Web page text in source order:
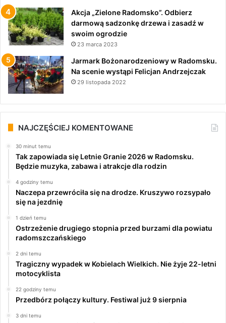
Akcja „Zielone Radomsko”. Odbierz
darmową sadzonkę drzewa i zasadź w
swoim ogrodzie
23 marca 2023
Jarmark Bożonarodzeniowy w Radomsku.
Na scenie wystąpi Felicjan Andrzejczak
29 listopada 2022
NAJCZĘŚCIEJ KOMENTOWANE
30 minut temu
Tak zapowiada się Letnie Granie 2026 w Radomsku.
Będzie muzyka, zabawa i atrakcje dla rodzin
4 godziny temu
Naczepa przewróciła się na drodze. Kruszywo rozsypało
się na jezdnię
1 dzień temu
Ostrzeżenie drugiego stopnia przed burzami dla powiatu
radomszczańskiego
2 dni temu
Tragiczny wypadek w Kobielach Wielkich. Nie żyje 22-letni
motocyklista
22 godziny temu
Przedbórz połączy kultury. Festiwal już 9 sierpnia
3 dni temu